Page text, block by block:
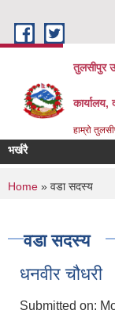
तुलसीपुर
कार्यालय,
हाम्रो
भर्खरै
You are
Home » वडा सदस्य
वडा सदस्य
धनवीर चौधरी
Submitted on: